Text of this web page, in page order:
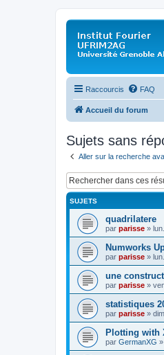
Raccourcis FAQ
Accueil du forum
Sujets sans
Aller sur la recherche
SUJETS
quadrilatere
par parisse »
Numworks
par parisse »
une
par parisse »
statistiques
par parisse »
Plotting with
par GermanXG